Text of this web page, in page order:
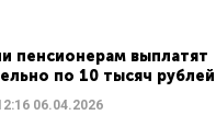
пенсионерам выплатят
по 10 тысяч рублей
06.04.2026